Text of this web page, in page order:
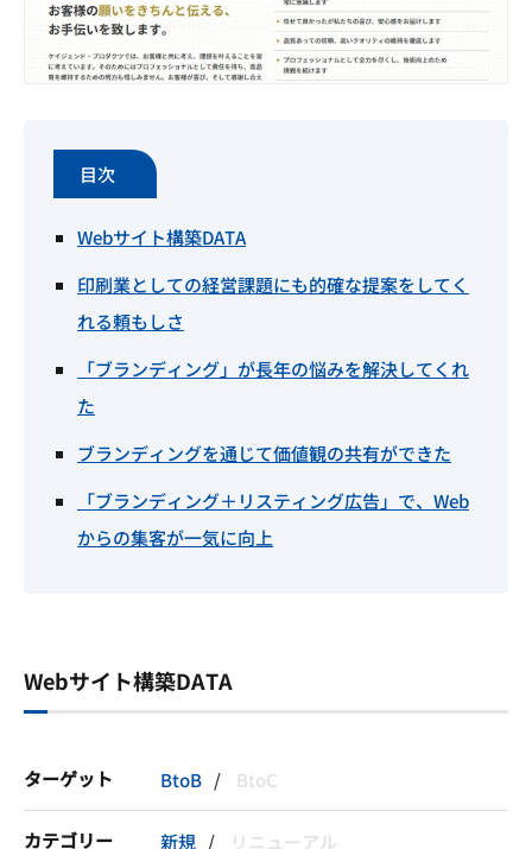
目次
Webサイト構築DATA
印刷業としての経営課題にも的確な提案をしてく
れる頼もしさ
「ブランディング」が長年の悩みを解決してくれ
た
ブランディングを通じて価値観の共有ができた
「ブランディング＋リスティング広告」で、Web
からの集客が一気に向上
Webサイト構築DATA
ターゲット BtoB BtoC
カテゴリー 新規 リニューアル